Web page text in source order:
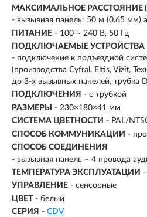
МАКСИМАЛЬНОЕ РАССТОЯНИЕ
- вызывная панель: 50 м (0.65 мм)
ПИТАНИЕ - 100 ~ 240 В, 50 Гц
ПОДКЛЮЧАЕМЫЕ УСТРОЙСТВА
- подключение к подъездной
(производства Cyfral, Eltis, Vizit,
до 3-х вызывных панелей, трубка
ПОДКЛЮЧЕНИЯ - с трубкой
РАЗМЕРЫ
- 230×180×41 мм
СИСТЕМА ЦВЕТНОСТИ - PAL/
СПОСОБ КОММУНИКАЦИИ -
СПОСОБ СОЕДИНЕНИЯ
- вызывная панель – 4 провода
ТЕМПЕРАТУРА ЭКСПЛУАТАЦИИ
УПРАВЛЕНИЕ - сенсорные
ЦВЕТ - белый
СЕРИЯ - СDV